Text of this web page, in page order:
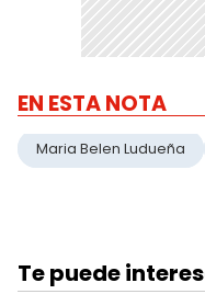
EN ESTA NOTA
Maria Belen Ludueña